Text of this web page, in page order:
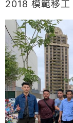
2018 模範移工